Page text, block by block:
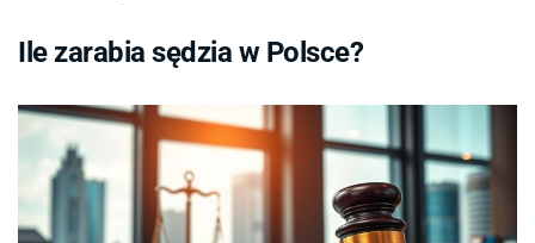
Ile zarabia sędzia w Polsce?